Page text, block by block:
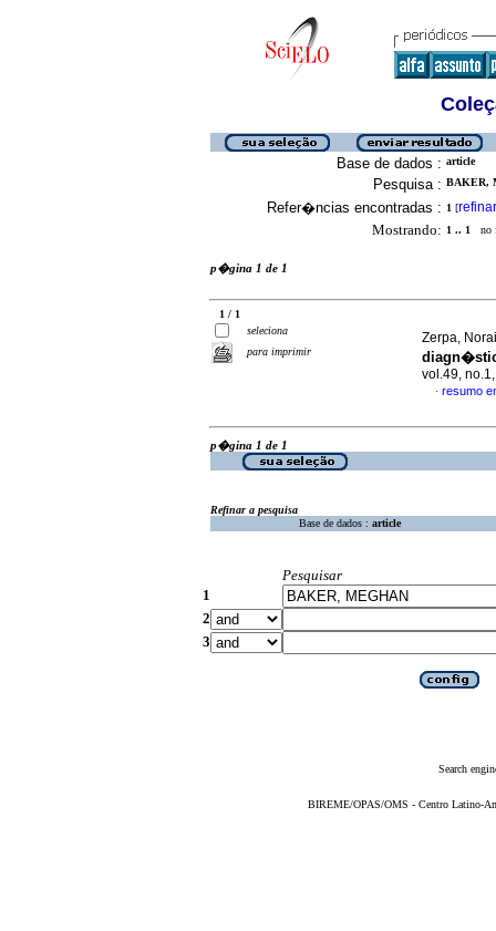
Base de dados : article
Pesquisa : BAKER,
Refer�ncias encontradas : 1 [refinar
Mostrando: 1 .. 1 no
p�gina 1 de 1
1 / 1
seleciona
para imprimir
Zerpa,
vol.49,
· resumo
p�gina 1 de 1
Refinar a pesquisa
Base de dados : article
Pesquisar
1
2
3
Search
BIREME/OPAS/OMS - Centro Latino-